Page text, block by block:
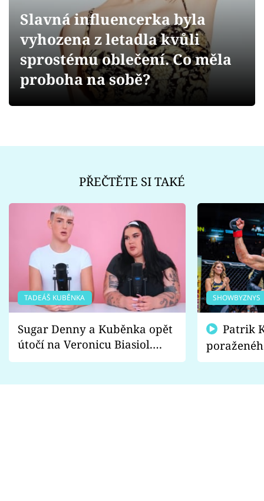
Videa
Sledujte prima+
Slavná influencerka byla
vyhozena z letadla kvůli
sprostému oblečení. Co měla
proboha na sobě?
PŘEČTĚTE SI TAKÉ
TADEÁŠ KUBĚNKA
Sugar Denny a Kuběnka opět
útočí na Veronicu Biasiol.
Proč je podle nich falešná a
SHOWBYZNYS
fanoušci